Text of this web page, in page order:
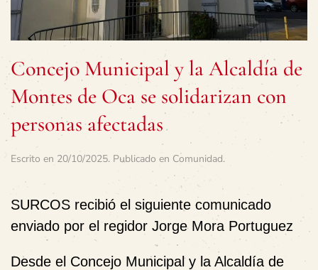
Concejo Municipal y la Alcaldía de
Montes de Oca se solidarizan con
personas afectadas
Escrito en 20/10/2025. Publicado en Comunidad.
SURCOS recibió el siguiente comunicado
enviado por el regidor Jorge Mora Portuguez
Desde el Concejo Municipal y la Alcaldía de